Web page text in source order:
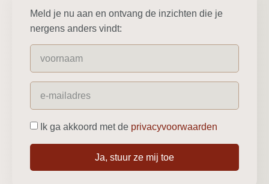
Meld je nu aan en ontvang de inzichten die je
nergens anders vindt:
Ik ga akkoord met de privacyvoorwaarden
Ja, stuur ze mij toe